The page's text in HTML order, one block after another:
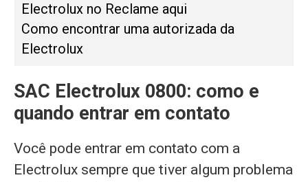
Electrolux no Reclame aqui
Como encontrar uma autorizada da
Electrolux
SAC Electrolux 0800: como e
quando entrar em contato
Você pode entrar em contato com a
Electrolux sempre que tiver algum problema